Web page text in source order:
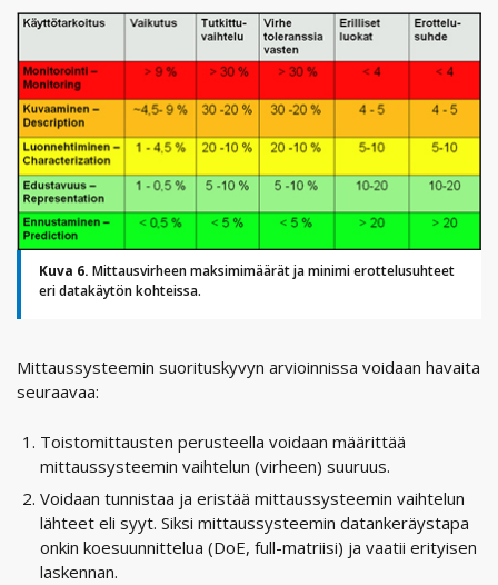
Kuva 6. Mittausvirheen maksimimäärät ja minimi erottelusuhteet
eri datakäytön kohteissa.
Mittaussysteemin suorituskyvyn arvioinnissa voidaan havaita
seuraavaa:
Toistomittausten perusteella voidaan määrittää
mittaussysteemin vaihtelun (virheen) suuruus.
Voidaan tunnistaa ja eristää mittaussysteemin vaihtelun
lähteet eli syyt. Siksi mittaussysteemin datankeräystapa
onkin koesuunnittelua (DoE, full-matriisi) ja vaatii erityisen
laskennan.